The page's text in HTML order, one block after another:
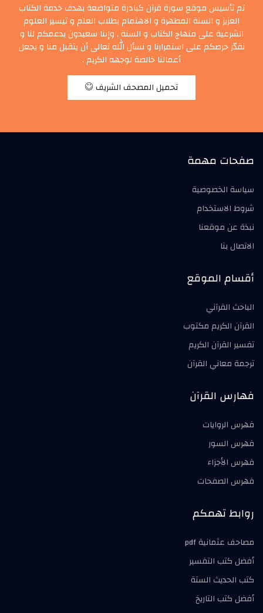
تم تأسيس موقع سورة قرآن كبادرة متواضعة بهدف خدمة الكتاب
العزيز و السنة المطهرة و الاهتمام بطلاب العلم و تيسير العلوم
الشرعية على منهاج الكتاب و السنة , وإننا سعيدون بدعمكم لنا و
نقدّر حرصكم على استمرارنا و نسأل الله تعالى أن يتقبل منا و يجعل
أعمالنا خالصة لوجهه الكريم .
تحميل المصحف الشريف
صفحات مهمة
سياسة الخصوصية
شروط الاستخدام
نبذة عن موقعنا
الاتصال بنا
أقسام الموقع
الباحث القرآني
القرآن الكريم مكتوب
تفسير القرآن الكريم
ترجمة معاني القرآن
فهارس القرآن
فهرس الروايات
فهرس السور
فهرس الأجزاء
فهرس الصفحات
روابط تهمكم
مصاحف عثمانية pdf
أفضل كتب التفسير
كتب الحديث الستة
أفضل كتب التاريخ